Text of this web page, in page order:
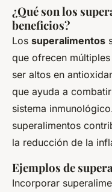
¿Qué son los
beneficios?
Los superalimentos
que ofrecen
ser altos en
que ayuda a
sistema
superalimentos
la reducción de la
Ejemplos de
Incorporar